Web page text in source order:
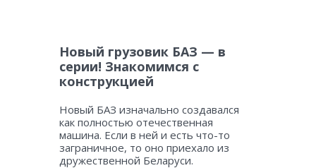
Новый грузовик БАЗ — в
серии! Знакомимся с
конструкцией
Новый БАЗ изначально создавался
как полностью отечественная
машина. Если в ней и есть что-то
заграничное, то оно приехало из
дружественной Беларуси.